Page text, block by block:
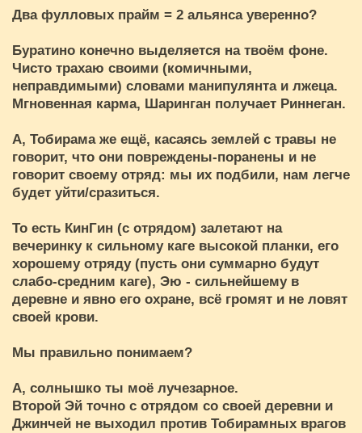
Два фулловых прайм = 2 альянса уверенно?
Буратино конечно выделяется на твоём фоне.
Чисто трахаю своими (комичными,
неправдимыми) словами манипулянта и лжеца.
Мгновенная карма, Шаринган получает Риннеган.
А, Тобирама же ещё, касаясь землей с травы не
говорит, что они повреждены-поранены и не
говорит своему отряд: мы их подбили, нам легче
будет уйти/сразиться.
То есть КинГин (с отрядом) залетают на
вечеринку к сильному каге высокой планки, его
хорошему отряду (пусть они суммарно будут
слабо-средним каге), Эю - сильнейшему в
деревне и явно его охране, всё громят и не ловят
своей крови.
Мы правильно понимаем?
А, солнышко ты моё лучезарное.
Второй Эй точно с отрядом со своей деревни и
Джинчей не выходил против Тобирамных врагов